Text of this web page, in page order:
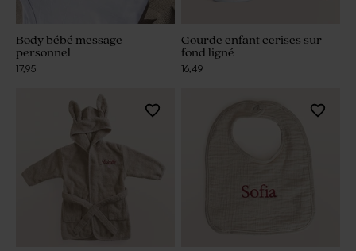
Body bébé message
personnel
17,95
Gourde enfant cerises sur
fond ligné
16,49